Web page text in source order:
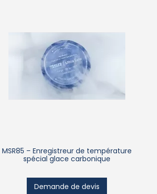
MSR85 – Enregistreur de température
spécial glace carbonique
Demande de devis